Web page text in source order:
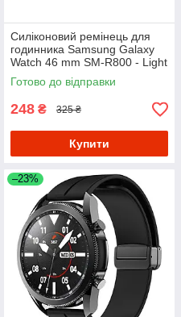
Силіконовий ремінець для
годинника Samsung Galaxy
Watch 46 mm SM-R800 - Light
Green
Готово до відправки
248 ₴ 325 ₴
Купити
–23%